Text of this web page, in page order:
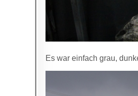
Es war einfach grau,